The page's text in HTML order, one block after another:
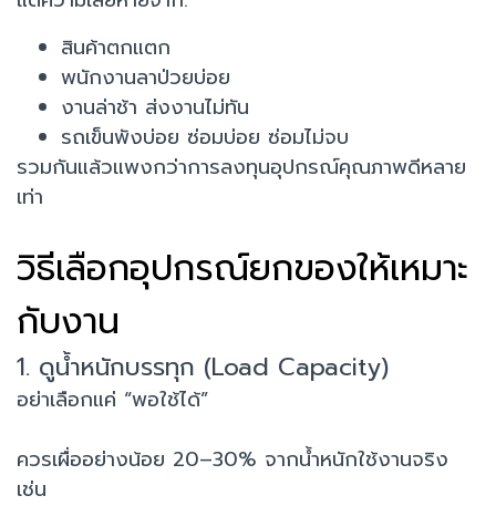
สินค้าตกแตก
พนักงานลาป่วยบ่อย
งานล่าช้า ส่งงานไม่ทัน
รถเข็นพังบ่อย ซ่อมบ่อย ซ่อมไม่จบ
รวมกันแล้วแพงกว่าการลงทุนอุปกรณ์คุณภาพดีหลาย
เท่า
วิธีเลือกอุปกรณ์ยกของให้เหมาะ
กับงาน
1. ดูน้ำหนักบรรทุก (Load Capacity)
อย่าเลือกแค่ “พอใช้ได้”
ควรเผื่ออย่างน้อย 20–30% จากน้ำหนักใช้งานจริง
เช่น